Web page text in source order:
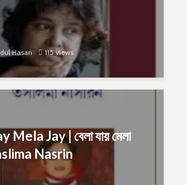
Hasan 115 views
Mela Jay | বেলা যায় মেলা
Nasrin